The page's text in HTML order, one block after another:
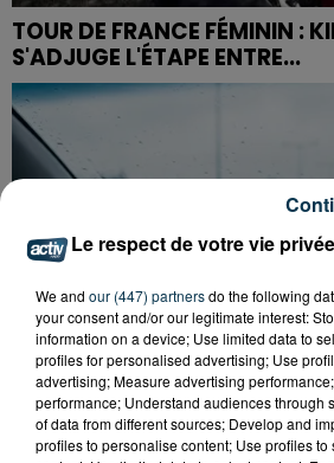
TOUR DE FRANCE FÉMININ :
S'ADJUGE L'ÉTAPE ENTRE...
Le respect de votre vie
We and our (447) partnersdo the following
your consent and/or our legitimate interest:
information on a device; Use limited data to
profiles for personalised advertising; Use
advertising; Measure advertising
performance; Understand audiences through
of data from different sources; Develop and
profiles to personalise content; Use profiles